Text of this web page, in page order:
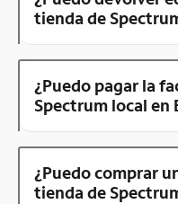
tienda de
¿Puedo pagar la
Spectrum local en
¿Puedo comprar
tienda de